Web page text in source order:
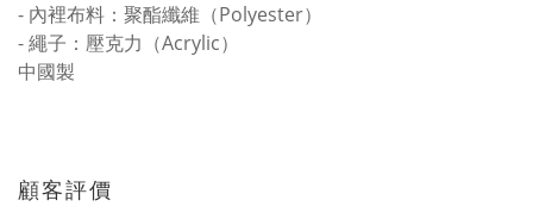
- 內裡布料：聚酯纖維（Polyester）
- 繩子：壓克力（Acrylic）
中國製
顧客評價